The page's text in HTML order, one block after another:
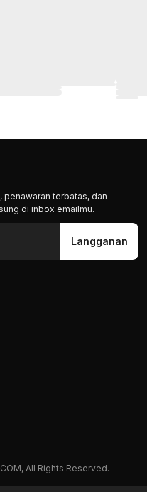
terbatas, dan
di inbox emailmu.
Langganan
All Rights Reserved.